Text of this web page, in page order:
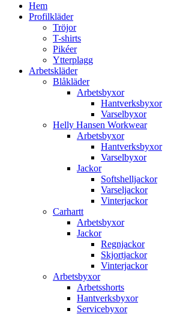
Hem
Profilkläder
Tröjor
T-shirts
Pikéer
Ytterplagg
Arbetskläder
Blåkläder
Arbetsbyxor
Hantverksbyxor
Varselbyxor
Helly Hansen Workwear
Arbetsbyxor
Hantverksbyxor
Varselbyxor
Jackor
Softshelljackor
Varseljackor
Vinterjackor
Carhartt
Arbetsbyxor
Jackor
Regnjackor
Skjortjackor
Vinterjackor
Arbetsbyxor
Arbetsshorts
Hantverksbyxor
Servicebyxor